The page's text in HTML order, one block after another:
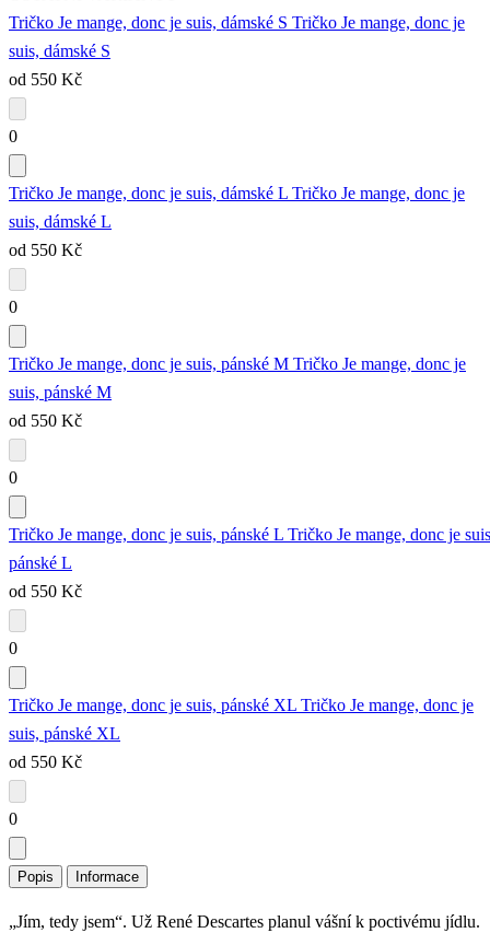
Tričko Je mange, donc je suis, dámské S Tričko Je mange, donc je
suis, dámské S
od 550 Kč
0
Tričko Je mange, donc je suis, dámské L Tričko Je mange, donc je
suis, dámské L
od 550 Kč
0
Tričko Je mange, donc je suis, pánské M Tričko Je mange, donc je
suis, pánské M
od 550 Kč
0
Tričko Je mange, donc je suis, pánské L Tričko Je mange, donc je
pánské L
od 550 Kč
0
Tričko Je mange, donc je suis, pánské XL Tričko Je mange, donc je
suis, pánské XL
od 550 Kč
0
Popis Informace
„Jím, tedy jsem“. Už René Descartes planul vášní k poctivému jídlu.